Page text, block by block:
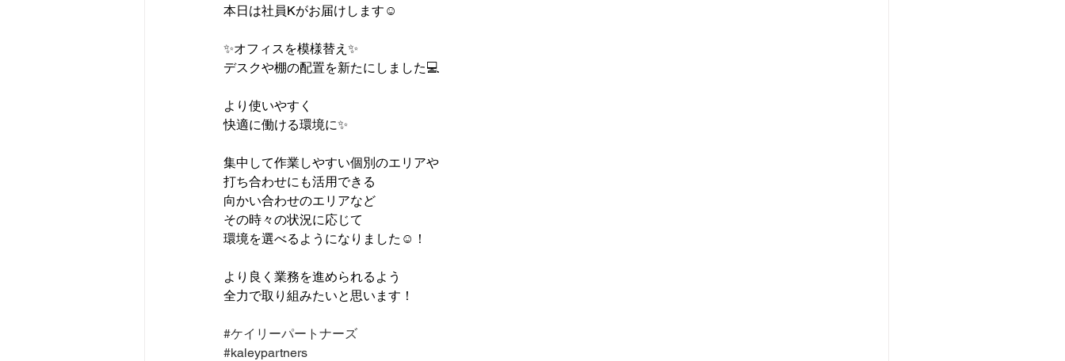
本日は社員Kがお届けします☺
✨オフィスを模様替え✨
デスクや棚の配置を新たにしました💻
より使いやすく
快適に働ける環境に✨
集中して作業しやすい個別のエリアや
打ち合わせにも活用できる
向かい合わせのエリアなど
その時々の状況に応じて
環境を選べるようになりました☺！
より良く業務を進められるよう
全力で取り組みたいと思います！
#ケイリーパートナーズ
#kaleypartners